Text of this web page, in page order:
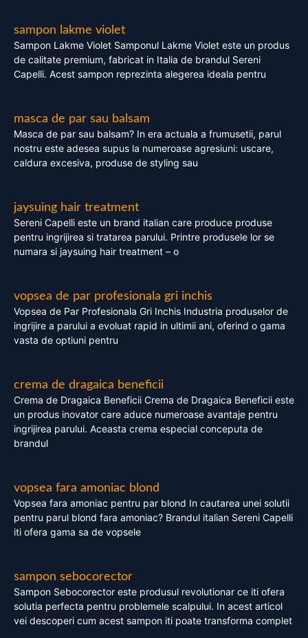
sampon lakme violet
Sampon Lakme Violet Samponul Lakme Violet este un produs
de calitate premium, fabricat in Italia de brandul Sereni
Capelli. Acest sampon reprezinta alegerea ideala pentru
masca de par sau balsam
Masca de par sau balsam? In era actuala a frumusetii, parul
nostru este adesea supus la numeroase agresiuni: uscare,
caldura excesiva, produse de styling sau
jaysuing hair treatment
Sereni Capelli este un brand italian care produce produse
pentru ingrijirea si tratarea parului. Printre produsele lor se
numara si jaysuing hair treatment – o
vopsea de par profesionala gri inchis
Vopsea de Par Profesionala Gri Inchis Industria produselor de
ingrijire a parului a evoluat rapid in ultimii ani, oferind o gama
vasta de optiuni pentru
crema de dragaica beneficii
Crema de Dragaica Beneficii Crema de Dragaica Beneficii este
un produs inovator care aduce numeroase avantaje pentru
ingrijirea parului. Aceasta crema especial conceputa de
brandul
vopsea fara amoniac blond
Vopsea fara amoniac pentru par blond In cautarea unei solutii
pentru parul blond fara amoniac? Brandul italian Sereni Capelli
iti ofera gama sa de vopsele
sampon sebocorector
Sampon Sebocorector este produsul revolutionar ce iti ofera
solutia perfecta pentru problemele scalpului. In acest articol
vei descoperi cum acest sampon iti poate transforma complet